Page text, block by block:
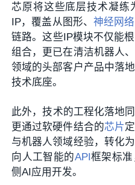
芯原将这些底层技术凝练
IP，覆盖从图形、神经网络
链路。这些IP模块不仅能
组合，更已在清洁机器人
领域的头部客户产品中落
技术底座。
此外，技术的工程化落地
更通过软硬件结合的芯片
与机器人领域经验，转化
向人工智能的API框架标
侧AI应用开发。